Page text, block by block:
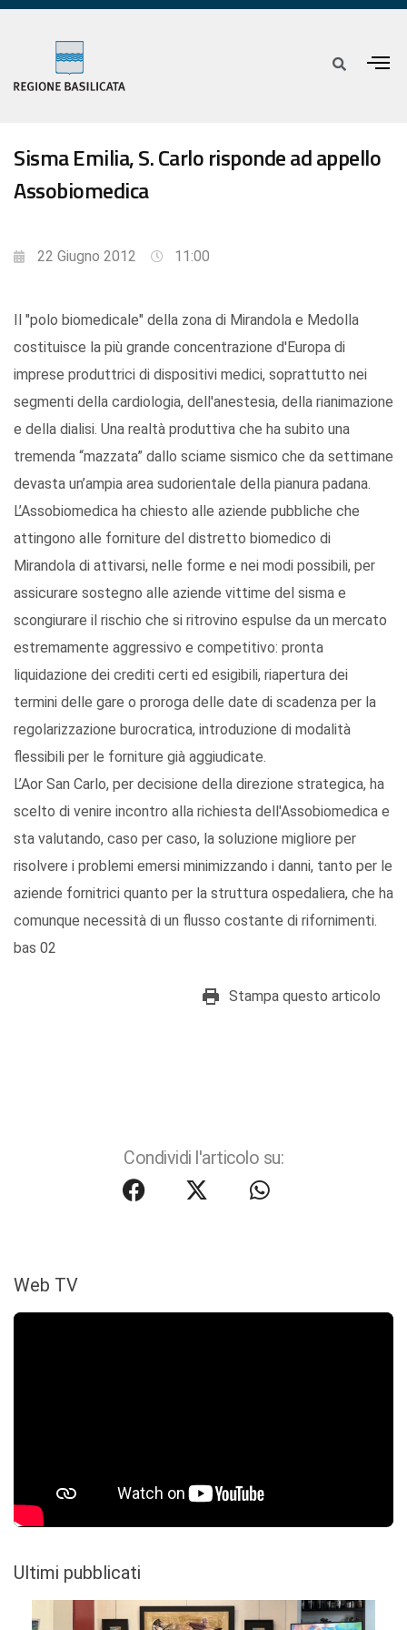
Sisma Emilia, S. Carlo risponde ad appello
Assobiomedica
22 Giugno 2012 11:00
Il "polo biomedicale" della zona di Mirandola e Medolla
costituisce la più grande concentrazione d'Europa di
imprese produttrici di dispositivi medici, soprattutto nei
segmenti della cardiologia, dell'anestesia, della rianimazione
e della dialisi. Una realtà produttiva che ha subito una
tremenda “mazzata” dallo sciame sismico che da settimane
devasta un’ampia area sudorientale della pianura padana.
L’Assobiomedica ha chiesto alle aziende pubbliche che
attingono alle forniture del distretto biomedico di
Mirandola di attivarsi, nelle forme e nei modi possibili, per
assicurare sostegno alle aziende vittime del sisma e
scongiurare il rischio che si ritrovino espulse da un mercato
estremamente aggressivo e competitivo: pronta
liquidazione dei crediti certi ed esigibili, riapertura dei
termini delle gare o proroga delle date di scadenza per la
regolarizzazione burocratica, introduzione di modalità
flessibili per le forniture già aggiudicate.
L’Aor San Carlo, per decisione della direzione strategica, ha
scelto di venire incontro alla richiesta dell'Assobiomedica e
sta valutando, caso per caso, la soluzione migliore per
risolvere i problemi emersi minimizzando i danni, tanto per le
aziende fornitrici quanto per la struttura ospedaliera, che ha
comunque necessità di un flusso costante di rifornimenti.
bas 02
Stampa questo articolo
Condividi l'articolo su:
Web TV
Ultimi pubblicati